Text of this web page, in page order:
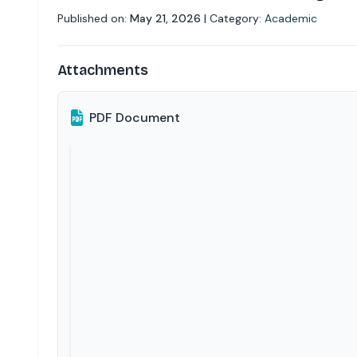
Published on: May 21, 2026 | Category: Academic
Attachments
PDF Document